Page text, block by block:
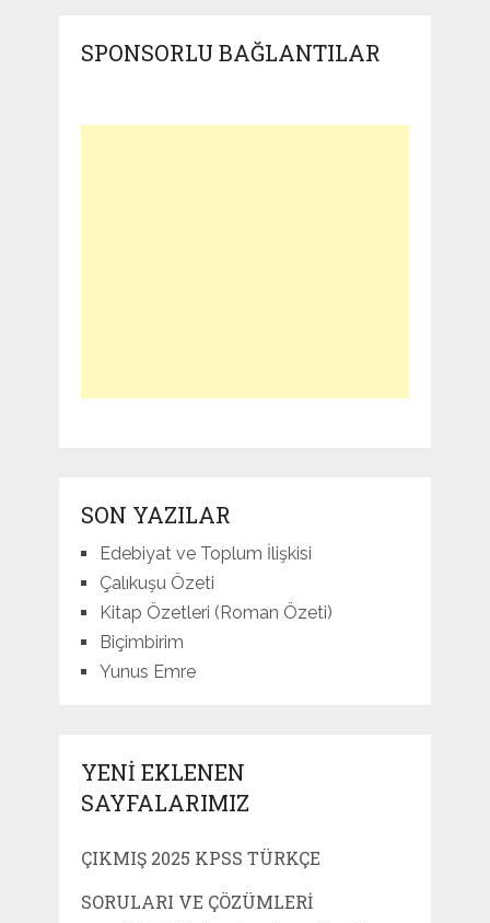
SPONSORLU BAĞLANTILAR
SON YAZILAR
Edebiyat ve Toplum İlişkisi
Çalıkuşu Özeti
Kitap Özetleri (Roman Özeti)
Biçimbirim
Yunus Emre
YENI EKLENEN
SAYFALARIMIZ
ÇIKMIŞ 2025 KPSS TÜRKÇE
SORULARI VE ÇÖZÜMLERI